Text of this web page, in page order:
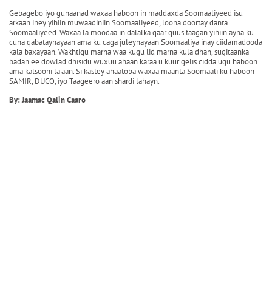
Gebagebo iyo gunaanad waxaa haboon in maddaxda Soomaaliyeed isu
arkaan iney yihiin muwaadiniin Soomaaliyeed, loona doortay danta
Soomaaliyeed. Waxaa la moodaa in dalalka qaar quus taagan yihiin ayna ku
cuna qabataynayaan ama ku caga juleynayaan Soomaaliya inay ciidamadooda
kala baxayaan. Wakhtigu marna waa kugu lid marna kula dhan, sugitaanka
badan ee dowlad dhisidu wuxuu ahaan karaa u kuur gelis cidda ugu haboon
ama kalsooni la’aan. Si kastey ahaatoba waxaa maanta Soomaali ku haboon
SAMIR, DUCO, iyo Taageero aan shardi lahayn.
By: Jaamac Qalin Caaro